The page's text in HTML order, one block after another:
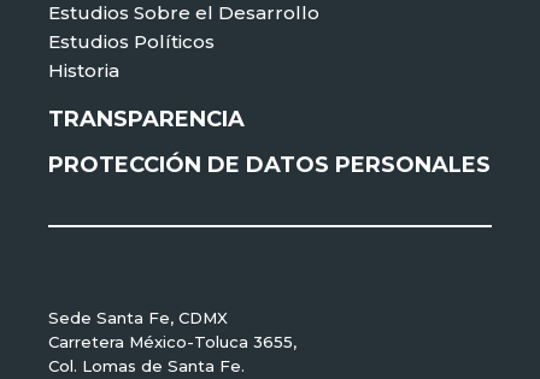
Estudios Sobre el Desarrollo
Estudios Políticos
Historia
TRANSPARENCIA
PROTECCIÓN DE DATOS PERSONALES
Sede Santa Fe, CDMX
Carretera México-Toluca 3655,
Col. Lomas de Santa Fe.